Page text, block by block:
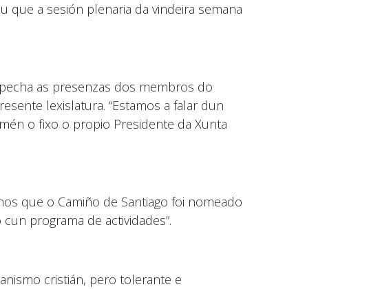
a sesión plenaria da vindeira semana
as presenzas dos membros do
lexislatura. “Estamos a falar dun
o fixo o propio Presidente da Xunta
que o Camiño de Santiago foi nomeado
programa de actividades”.
cristián, pero tolerante e